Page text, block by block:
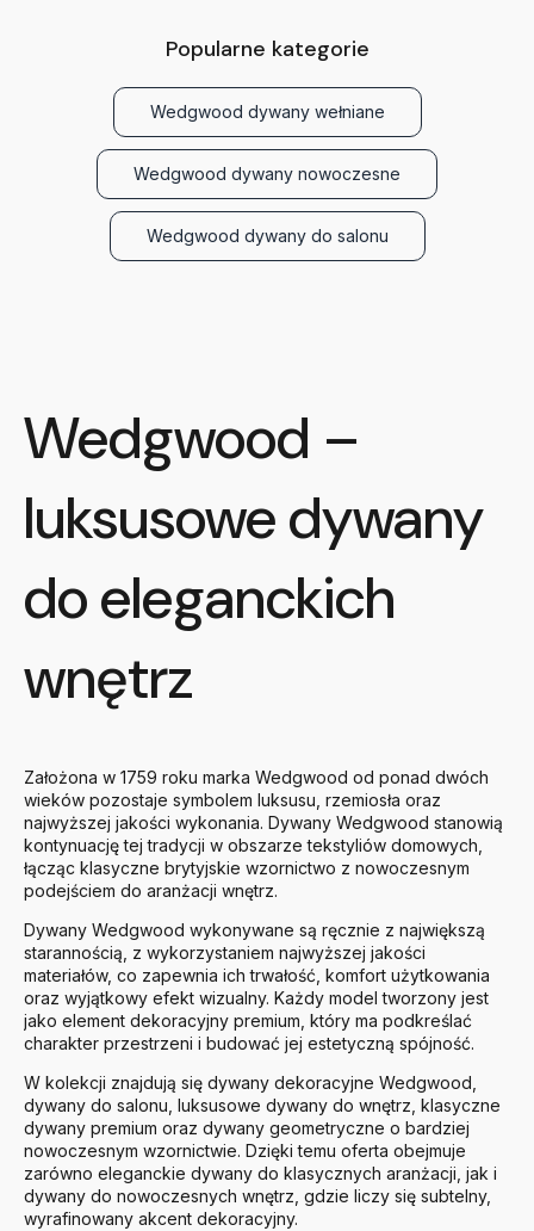
Popularne kategorie
Wedgwood dywany wełniane
Wedgwood dywany nowoczesne
Wedgwood dywany do salonu
Wedgwood –
luksusowe dywany
do eleganckich
wnętrz
Założona w 1759 roku marka Wedgwood od ponad dwóch
wieków pozostaje symbolem luksusu, rzemiosła oraz
najwyższej jakości wykonania. Dywany Wedgwood stanowią
kontynuację tej tradycji w obszarze tekstyliów domowych,
łącząc klasyczne brytyjskie wzornictwo z nowoczesnym
podejściem do aranżacji wnętrz.
Dywany Wedgwood wykonywane są ręcznie z największą
starannością, z wykorzystaniem najwyższej jakości
materiałów, co zapewnia ich trwałość, komfort użytkowania
oraz wyjątkowy efekt wizualny. Każdy model tworzony jest
jako element dekoracyjny premium, który ma podkreślać
charakter przestrzeni i budować jej estetyczną spójność.
W kolekcji znajdują się dywany dekoracyjne Wedgwood,
dywany do salonu, luksusowe dywany do wnętrz, klasyczne
dywany premium oraz dywany geometryczne o bardziej
nowoczesnym wzornictwie. Dzięki temu oferta obejmuje
zarówno eleganckie dywany do klasycznych aranżacji, jak i
dywany do nowoczesnych wnętrz, gdzie liczy się subtelny,
wyrafinowany akcent dekoracyjny.